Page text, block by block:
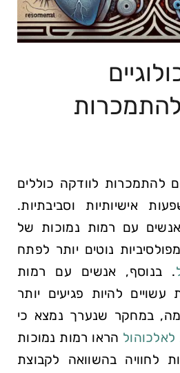
להתמכרות⁤
להתמכרות לוודקה כוללים
אישיותיות וסביבתיות.
עם רמות⁣ נמוכות ⁢של
נוטים יותר לפתח
. בנוסף, אנשים עם רמות
עשויים להיות פגיעים יותר
במחקר שנערך נמצא כי
הראו ⁣רמות נמוכות
לחוויה בהשוואה לקבוצת